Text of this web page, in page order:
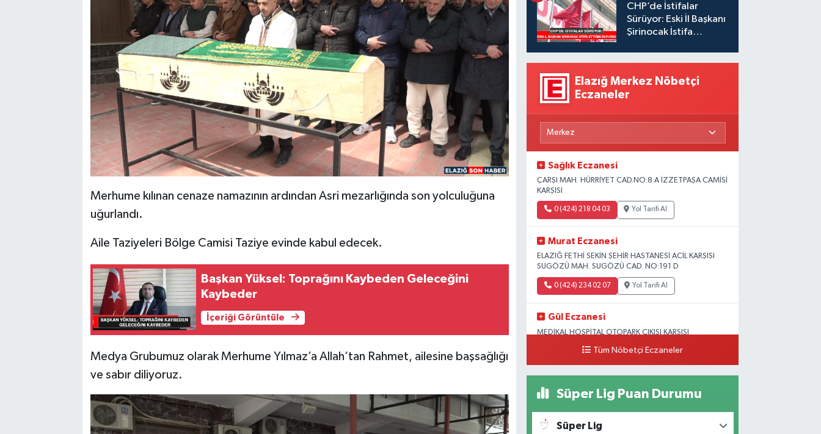
Merhume kılınan cenaze namazının ardından Asri mezarlığında son yolculuğuna
uğurlandı.
Aile Taziyeleri Bölge Camisi Taziye evinde kabul edecek.
Başkan Yüksel: Toprağını Kaybeden Geleceğini
Kaybeder
İçeriği Görüntüle
Medya Grubumuz olarak Merhume Yılmaz’a Allah’tan Rahmet, ailesine başsağlığı
ve sabır diliyoruz.
CHP’de İstifalar
Sürüyor: Eski İl Başkanı
Şirinocak İstifa
Elazığ Merkez Nöbetçi
Eczaneler
Sağlık Eczanesi
ÇARŞI MAH. HÜRRİYET CAD.NO:8 A İZZETPAŞA CAMİSİ
KARŞISI
0 (424) 218 04 03 Yol Tarifi Al
Murat Eczanesi
ELAZIĞ FETHİ SEKİN ŞEHİR HASTANESİ ACİL KARŞISI
SUGÖZÜ MAH. SUGÖZÜ CAD. NO:191 D
0 (424) 234 02 07 Yol Tarifi Al
Gül Eczanesi
MEDİKAL HOSPİTAL OTOPARK ÇIKIŞI KARŞISI
PARK HASTANESİ ARKASI OTOPARK ÇIKIŞI KARŞISI)
FIRAT ÜNÜVERSİTESİ HASTANESİNİN KARŞISI TRAFİK
IŞIKLARININ YANI Üniversite Mah.Yunus Emre Bulvarı
Tüm Nöbetçi Eczaneler
Süper Lig Puan Durumu
Süper Lig